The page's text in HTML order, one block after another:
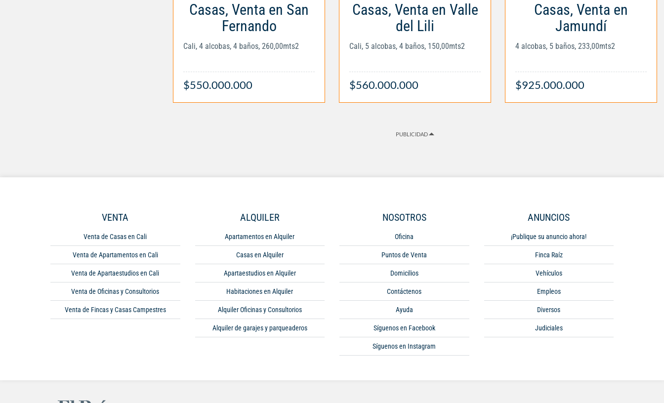
Casas, Venta en San
Fernando
Cali, 4 alcobas, 4 baños, 260,00mts2
$550.000.000
Casas, Venta en Valle
del Lili
Cali, 5 alcobas, 4 baños, 150,00mts2
$560.000.000
Casas, Venta en
Jamundí
4 alcobas, 5 baños, 233,00mts2
$925.000.000
PUBLICIDAD
VENTA
Venta de Casas en Cali
Venta de Apartamentos en Cali
Venta de Apartaestudios en Cali
Venta de Oficinas y Consultorios
Venta de Fincas y Casas Campestres
ALQUILER
Apartamentos en Alquiler
Casas en Alquiler
Apartaestudios en Alquiler
Habitaciones en Alquiler
Alquiler Oficinas y Consultorios
Alquiler de garajes y parqueaderos
NOSOTROS
Oficina
Puntos de Venta
Domicilios
Contáctenos
Ayuda
Síguenos en Facebook
Síguenos en Instagram
ANUNCIOS
¡Publique su anuncio ahora!
Finca Raíz
Vehículos
Empleos
Diversos
Judiciales